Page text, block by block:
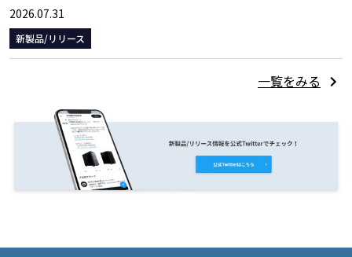
2026.07.31
新製品/リリース
一覧をみる